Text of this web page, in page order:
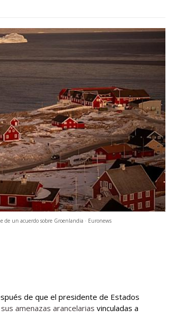
de un acuerdo sobre Groenlandia · Euronews
de que el presidente de Estados
amenazas arancelarias vinculadas a